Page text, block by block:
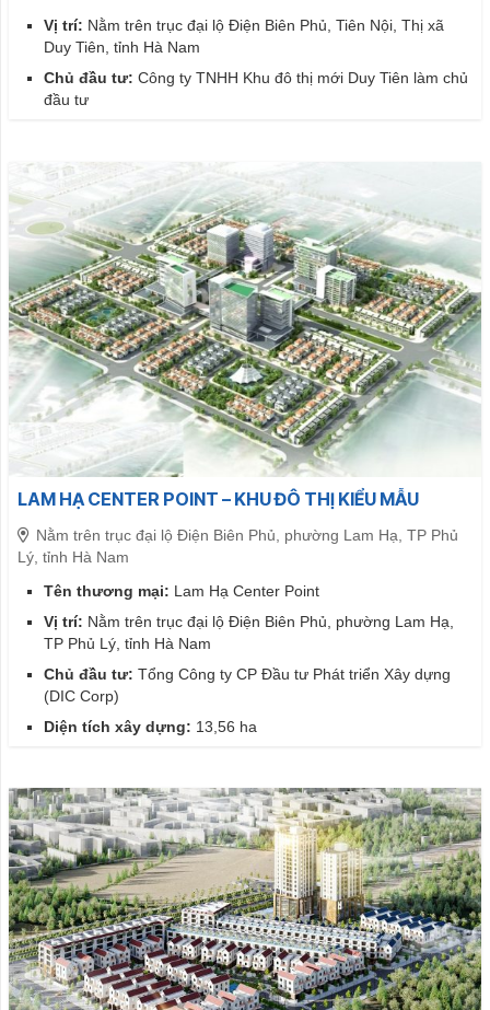
Vị trí: Nằm trên trục đại lộ Điện Biên Phủ, Tiên Nội, Thị xã
Duy Tiên, tỉnh Hà Nam
Chủ đầu tư: Công ty TNHH Khu đô thị mới Duy Tiên làm chủ
đầu tư
LAM HẠ CENTER POINT – KHU ĐÔ THỊ KIỂU MẪU
Nằm trên trục đại lộ Điện Biên Phủ, phường Lam Hạ, TP Phủ
Lý, tỉnh Hà Nam
Tên thương mại: Lam Hạ Center Point
Vị trí: Nằm trên trục đại lộ Điện Biên Phủ, phường Lam Hạ,
TP Phủ Lý, tỉnh Hà Nam
Chủ đầu tư: Tổng Công ty CP Đầu tư Phát triển Xây dựng
(DIC Corp)
Diện tích xây dựng: 13,56 ha